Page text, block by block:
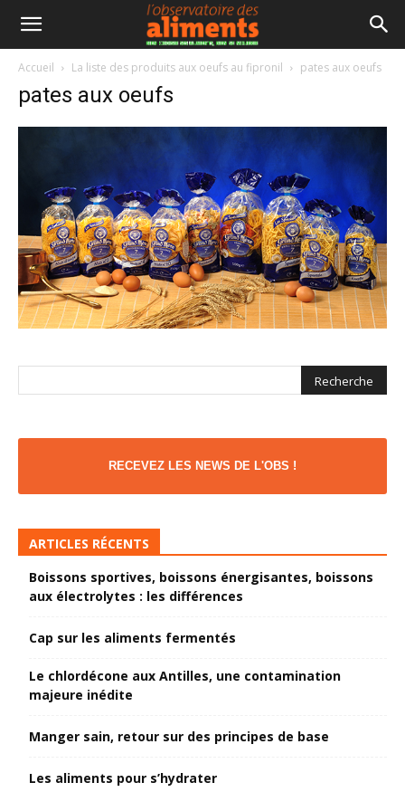
Accueil La liste des produits aux oeufs au fipronil pates aux oeufs
pates aux oeufs
RECEVEZ LES NEWS DE L'OBS !
ARTICLES RÉCENTS
Boissons sportives, boissons énergisantes, boissons
aux électrolytes : les différences
Cap sur les aliments fermentés
Le chlordécone aux Antilles, une contamination
majeure inédite
Manger sain, retour sur des principes de base
Les aliments pour s’hydrater